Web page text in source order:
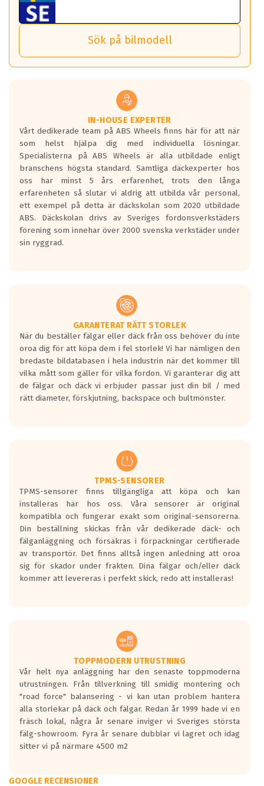
ET: 30
1479 kr
ABS NETTO KIRA Silver
ET: 50
ABS NETTO KIRA SILVER
ET: 48
1479 kr
7.5x18
ABS NETTO KIRA Silver
1703 kr
7.5x18
ABS NETTO KIRA Silver
7.5x18
ABS NETTO KIRA SILVER
ET: 50
nästa bil.
Det sparar dig tid och pengar.
*PCD står för pitch circle diameter / Bultmönster.
ABS Wheels fälgar.
Viktigt att Bult respektive mutter är av storlek (17mm hylsa
Genom att du anger ditt registreringsnummer kan vi matcha
och garantera att tillbehören passar till 100%
vid åtdragning av hjulbultarna.
Sensorn sitter inne i hjulet och skickar signaler om lufttryck
och temperatur till din instrumentpanel.
TPMS gör det enkelt att ha koll på att dina däck håller rätt
tryck. Skulle du tappa tryck i något däck varnar TPMS dig
om detta.
helt kort att du som förare alltid ska ha koll på lufttrycket i
Samtliga ABS Wheels fälgar är kompatibla med TPMS
sensorer.
Sök på bilmodell
IN-HOUSE EXPERTER
Vårt dedikerade team på ABS Wheels finns här för att när
som helst hjälpa dig med individuella lösningar.
Specialisterna på ABS Wheels är alla utbildade enligt
branschens högsta standard. Samtliga däckexperter hos
oss har minst 5 års erfarenhet, trots den långa
erfarenheten så slutar vi aldrig att utbilda vår personal,
ett exempel på detta är däckskolan som 2020 utbildade
ABS. Däckskolan drivs av Sveriges fordonsverkstäders
förening som innehar över 2000 svenska verkstäder under
sin ryggrad.
GARANTERAT RÄTT STORLEK
När du beställer fälgar eller däck från oss behöver du inte
oroa dig för att köpa dem i fel storlek! Vi har nämligen den
bredaste bildatabasen i hela industrin när det kommer till
vilka mått som gäller för vilka fordon. Vi garanterar dig att
de fälgar och däck vi erbjuder passar just din bil / med
rätt diameter, förskjutning, backspace och bultmönster.
TPMS-SENSORER
TPMS-sensorer finns tillgängliga att köpa och kan
installeras här hos oss. Våra sensorer är original
kompatibla och fungerar exakt som original-sensorerna.
Din beställning skickas från vår dedikerade däck- och
fälganläggning och försäkras i förpackningar certifierade
av transportör. Det finns alltså ingen anledning att oroa
sig för skador under frakten. Dina fälgar och/eller däck
kommer att levereras i perfekt skick, redo att installeras!
TOPPMODERN UTRUSTNING
Vår helt nya anläggning har den senaste toppmoderna
utrustningen. Från tillverkning till smidig montering och
"road force" balansering - vi kan utan problem hantera
alla storlekar på däck och fälgar. Redan år 1999 hade vi en
fräsch lokal, några år senare inviger vi Sveriges största
fälg-showroom. Fyra år senare dubblar vi lagret och idag
sitter vi på närmare 4500 m2
GOOGLE RECENSIONER